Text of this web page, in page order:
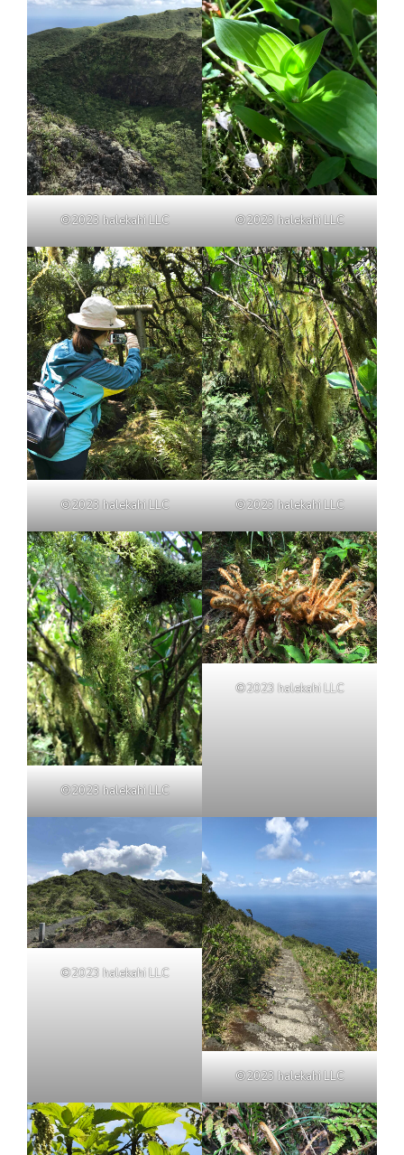
©2023 halekahi LLC ©2023 halekahi LLC
©2023 halekahi LLC ©2023 halekahi LLC
©2023 halekahi LLC
©2023 halekahi LLC
©2023 halekahi LLC
©2023 halekahi LLC